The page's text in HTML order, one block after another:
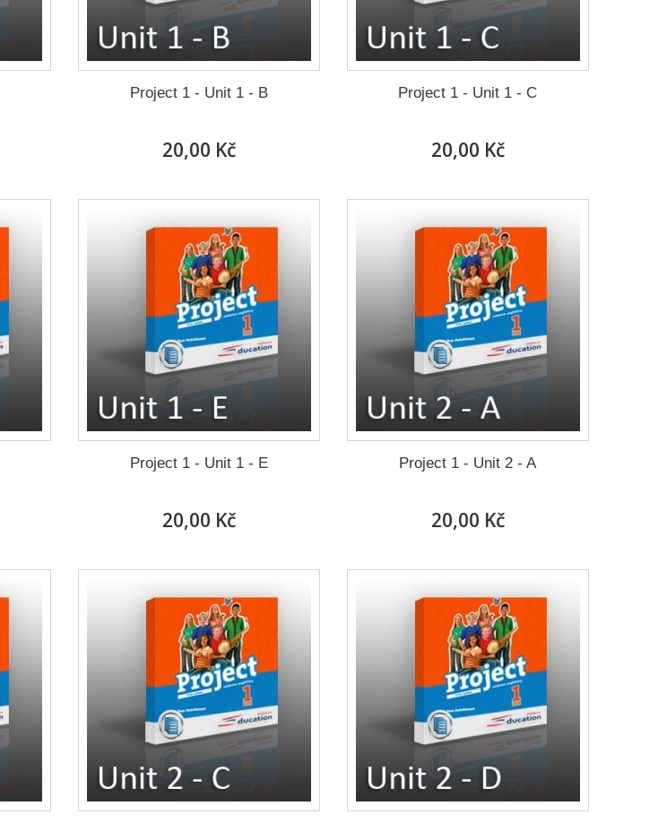
Project 1 - Unit 1 - B
20,00 Kč
Project 1 - Unit 1 - C
20,00 Kč
Project 1 - Unit 1 - E
20,00 Kč
Project 1 - Unit 2 - A
20,00 Kč